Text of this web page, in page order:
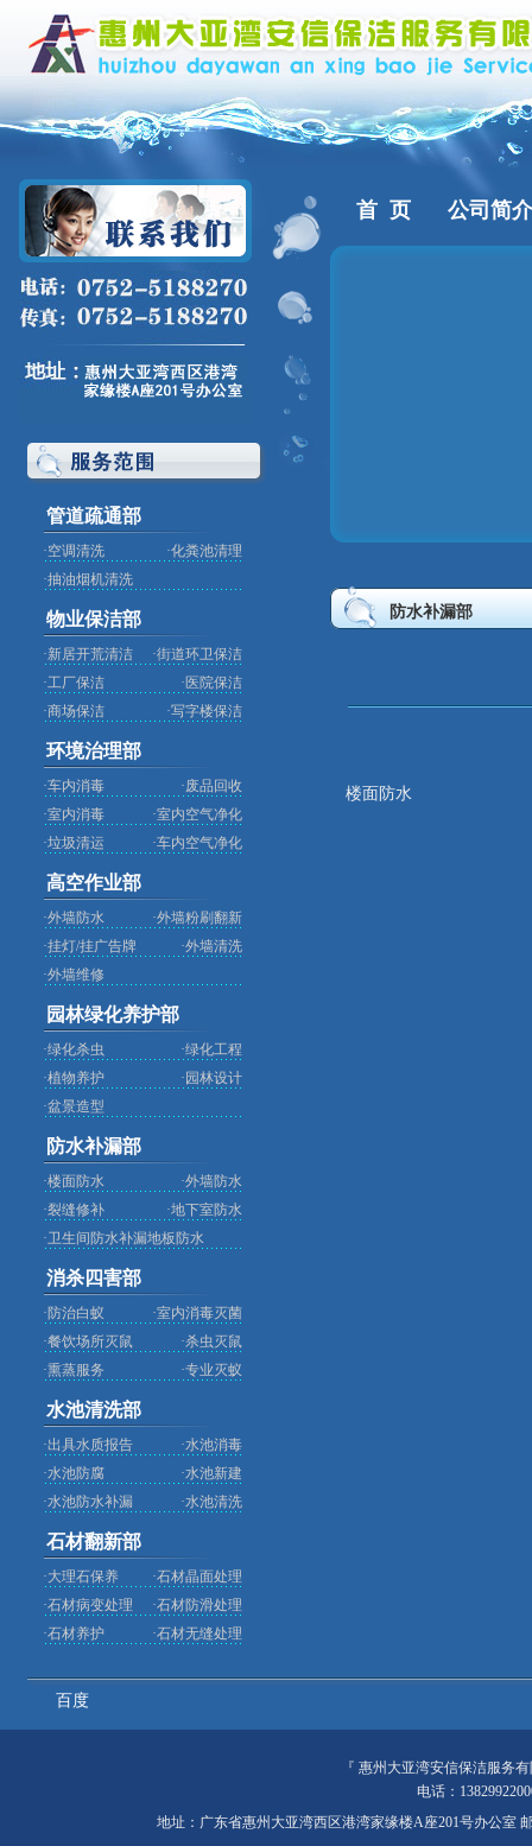
管道疏通部
·空调清洗 ·化粪池清理
·抽油烟机清洗
物业保洁部
·新居开荒清洁 ·街道环卫保洁
·工厂保洁 · 医院保洁
·商场保洁 ·写字楼保洁
环境治理部
·车内消毒 ·废品回收
·室内消毒 ·室内空气净化
·垃圾清运 ·车内空气净化
高空作业部
·外墙防水 ·外墙粉刷翻新
·挂灯/挂广告牌 ·外墙清洗
·外墙维修
园林绿化养护部
·绿化杀虫 ·绿化工程
·植物养护 · 园林设计
·盆景造型
防水补漏部
·楼面防水 ·外墙防水
·裂缝修补 ·地下室防水
·卫生间防水补漏地板防水
消杀四害部
· 防治白蚁 ·室内消毒灭菌
·餐饮场所灭鼠 ·杀虫灭鼠
·熏蒸服务 ·专业灭蚁
水池清洗部
·出具水质报告 ·水池消毒
·水池防腐 ·水池新建
·水池防水补漏 ·水池清洗
石材翻新部
·大理石保养 ·石材晶面处理
·石材病变处理 ·石材防滑处理
·石材养护 ·石材无缝处理
首 页 公司简介
防水补漏部
楼面防水
百度
『 惠州大亚湾安信保洁服务
电话：
地址：广东省惠州大亚湾西区港湾家缘楼A座201号办公室